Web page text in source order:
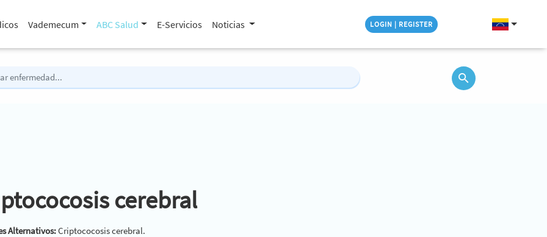
Vademecum ABC Salud E-Servicios Noticias LOGIN | REGISTER
cerebral
Alternativos:Criptococosis cerebral.